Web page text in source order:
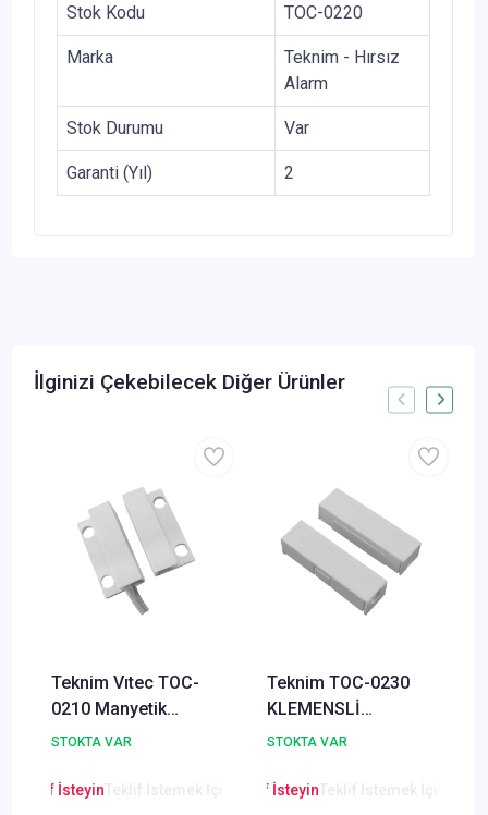
Stok Kodu TOC-0220
Marka
Teknim - Hırsız
Alarm
Stok Durumu Var
Garanti (Yıl) 2
İlginizi Çekebilecek Diğer Ürünler
Teknim Vıtec TOC-
0210 Manyetik
Kontak
STOKTA VAR
Teklif İsteyin Teklif İstemek İçin Tıklayınız
Teknim TOC-0230
KLEMENSLİ
Manyetik Kontak
STOKTA VAR
Lütfen Teklif İsteyin